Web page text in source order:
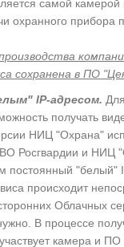
самой камерой
охранного прибора
сохранена в ПО
IP-адресом.
получать
НИЦ "Охрана"
Росгвардии и НИЦ
постоянный "белый"
происходит
Облачных
В процессе
камера и ПО